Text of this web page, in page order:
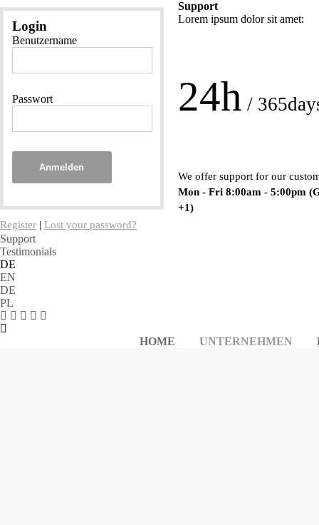
Login
Benutzername
Passwort
Anmelden
Register |Lost your password?
Support
Lorem ipsum dolor sit amet:
24h /
We offer support for our
Mon - Fri 8:00am - 5:00pm
+1)
Support
Testimonials
DE
EN
DE
PL
HOME UNTERNEHMEN